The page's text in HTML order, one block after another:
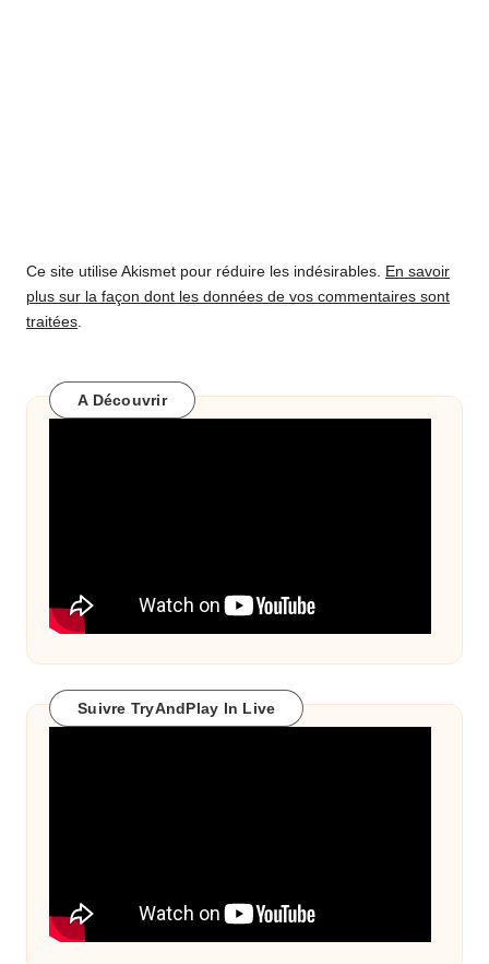
Ce site utilise Akismet pour réduire les indésirables. En savoir
plus sur la façon dont les données de vos commentaires sont
traitées.
A Découvrir
Suivre TryAndPlay In Live